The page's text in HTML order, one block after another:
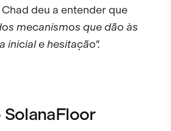
deu a entender que
mecanismos que dão às
inicial e hesitação".
SolanaFloor